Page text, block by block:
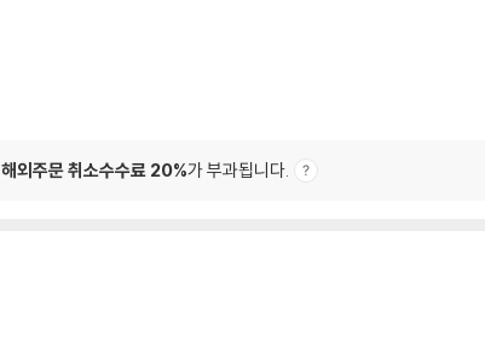
해외주문 취소수수료 20%가 부과됩니다.